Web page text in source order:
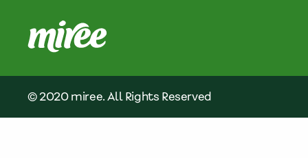
© 2020 miree. All Rights Reserved